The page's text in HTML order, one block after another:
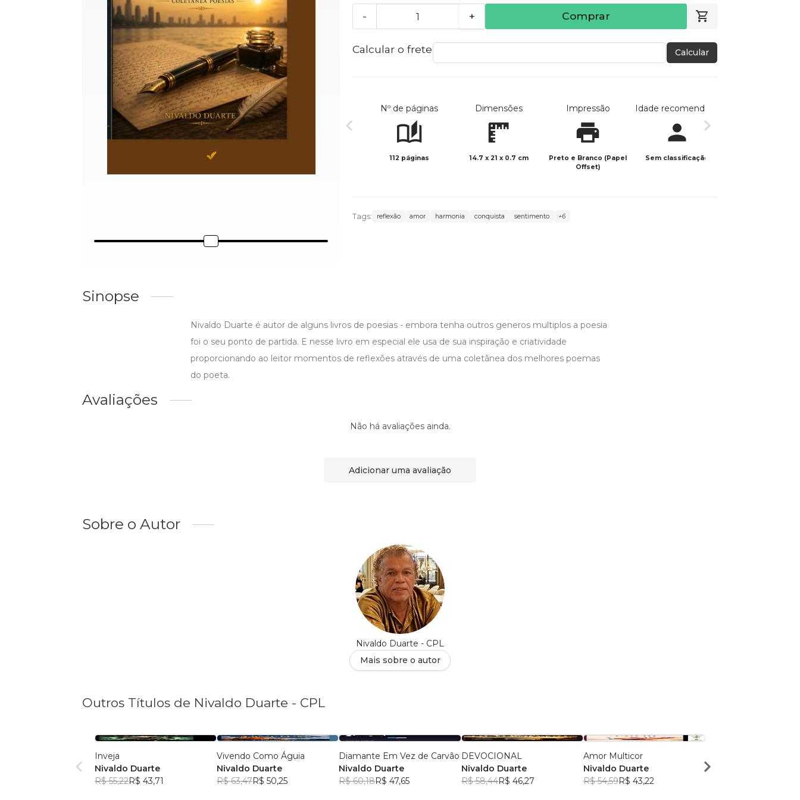
- + Comprar
Calcular o frete Calcular
Nº de páginas
112 páginas
Dimensões
14.7 x 21 x 0.7 cm
Impressão
Preto e Branco (Papel
Offset)
Idade recomendada
Sem classificação
Tags: reflexão amor harmonia conquista sentimento +6
Sinopse
Nivaldo Duarte é autor de alguns livros de poesias - embora tenha outros generos multiplos a poesia
foi o seu ponto de partida. E nesse livro em especial ele usa de sua inspiração e criatividade
proporcionando ao leitor momentos de reflexões através de uma coletãnea dos melhores poemas
do poeta.
Avaliações
Não há avaliações ainda.
Adicionar uma avaliação
Sobre o Autor
Nivaldo Duarte - CPL
Mais sobre o autor
Outros Títulos de Nivaldo Duarte - CPL
Inveja
Nivaldo Duarte
R$ 55,22R$ 43,71
Vivendo Como Águia
Nivaldo Duarte
R$ 63,47R$ 50,25
Diamante Em Vez de Carvão
Nivaldo Duarte
R$ 60,18R$ 47,65
DEVOCIONAL
Nivaldo Duarte
R$ 58,44R$ 46,27
Amor Multicor
Nivaldo Duarte
R$ 54,59R$ 43,22
Nivaldo Duarte